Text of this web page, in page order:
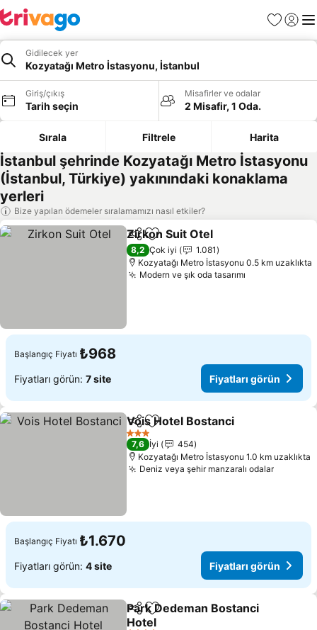
Favoriler
Giriş
Gidilecek yer
Kozyatağı Metro İstasyonu, İstanbul
Giriş/çıkış
Tarih seçin
Misafirler ve odalar
2 Misafir, 1 Oda.
Sırala Filtrele Harita
İstanbul şehrinde Kozyatağı Metro İstasyonu
(İstanbul, Türkiye) yakınındaki konaklama
yerleri
Bize yapılan ödemeler sıralamamızı nasıl etkiler?
PaylaşFavorilerime ekle
Zirkon Suit Otel
8,2 Çok iyi
1.081
Kozyatağı Metro İstasyonu 0.5 km uzaklıkta
Modern ve şık oda tasarımı
Başlangıç Fiyatı ₺968
Fiyatları görün: 7 site Fiyatları görün
PaylaşFavorilerime ekle
Vois Hotel Bostanci
3 Yıldız
7,6 İyi
454
Kozyatağı Metro İstasyonu 1.0 km uzaklıkta
Deniz veya şehir manzaralı odalar
Başlangıç Fiyatı ₺1.670
Fiyatları görün: 4 site Fiyatları görün
PaylaşFavorilerime ekle
Park Dedeman Bostanci
Hotel